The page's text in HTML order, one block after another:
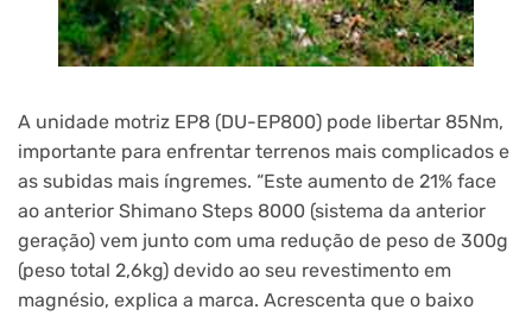
A unidade motriz EP8 (DU-EP800) pode libertar 85Nm,
importante para enfrentar terrenos mais complicados e
as subidas mais íngremes. “Este aumento de 21% face
ao anterior Shimano Steps 8000 (sistema da anterior
geração) vem junto com uma redução de peso de 300g
(peso total 2,6kg) devido ao seu revestimento em
magnésio, explica a marca. Acrescenta que o baixo